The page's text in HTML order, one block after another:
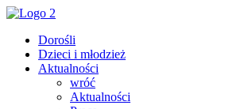
Dorośli
Dzieci i młodzież
Aktualności
wróć
Aktualności